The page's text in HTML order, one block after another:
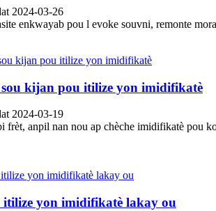
2024-03-26
enkwayab pou l evoke souvni, remonte
kijan pou itilize yon imidifikatè
2024-03-19
frèt, anpil nan nou ap chèche imidifikatè pou
itilize yon imidifikatè lakay ou